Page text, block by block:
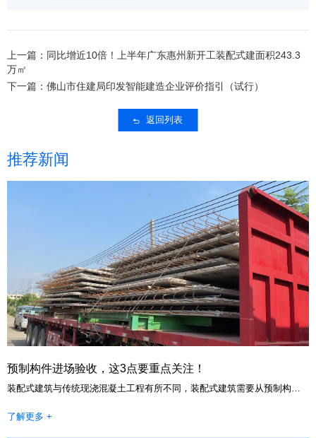
上一篇：同比增近10倍！上半年广东惠州新开工装配式建面积243.3
万㎡
下一篇：佛山市住建局印发智能建造企业评价指引（试行）
返回列表
推荐新闻
预制构件进场验收，这3点要重点关注！
装配式建筑与传统现浇混凝土工程有所不同，装配式建筑需要从预制构件工厂采购构件，并运输到现场进行安装。在这个过程中，构件的进场施工是决定装配式建筑施工质量的重要阶段，构件质量管控尤其重要。
了解更多 +